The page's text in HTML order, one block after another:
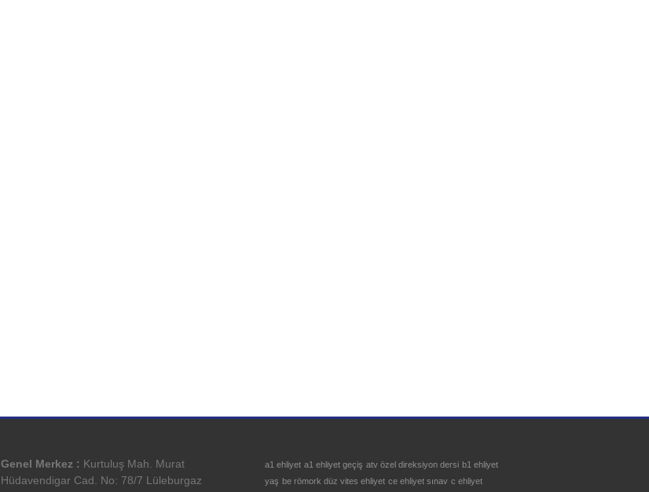
Genel Merkez : Kurtuluş Mah. Murat
Hüdavendigar Cad. No: 78/7 Lüleburgaz
a1 ehliyet a1 ehliyet geçiş atv özel direksiyon dersi b1 ehliyet
yaş be römork düz vites ehliyet ce ehliyet sınav c ehliyet